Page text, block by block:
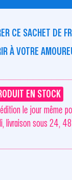
CE SACHET DE
À VOTRE
EN STOCK
le jour même
livraison sous 24,